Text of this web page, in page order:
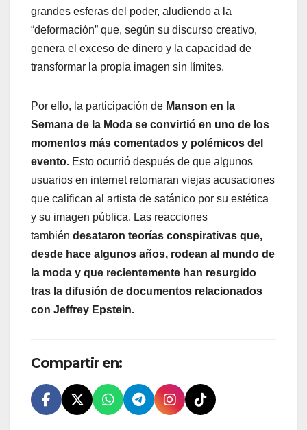
grandes esferas del poder, aludiendo a la
“deformación” que, según su discurso creativo,
genera el exceso de dinero y la capacidad de
transformar la propia imagen sin límites.
Por ello, la participación de Manson en la
Semana de la Moda se convirtió en uno de los
momentos más comentados y polémicos del
evento. Esto ocurrió después de que algunos
usuarios en internet retomaran viejas acusaciones
que califican al artista de satánico por su estética
y su imagen pública. Las reacciones
también desataron teorías conspirativas que,
desde hace algunos años, rodean al mundo de
la moda y que recientemente han resurgido
tras la difusión de documentos relacionados
con Jeffrey Epstein.
Compartir en: